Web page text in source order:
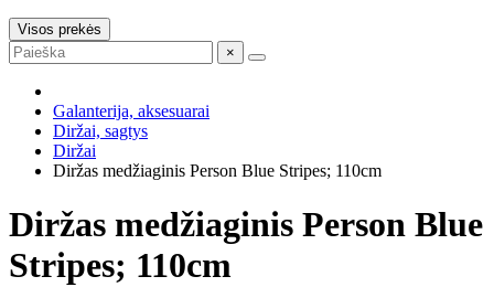
Visos prekės
×
Galanterija, aksesuarai
Diržai, sagtys
Diržai
Diržas medžiaginis Person Blue Stripes; 110cm
Diržas medžiaginis Person Blue
Stripes; 110cm